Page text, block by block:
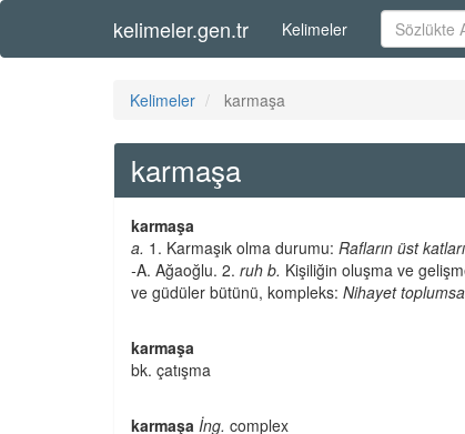
kelimeler.gen.tr Kelimeler
Kelimeler karmaşa
karmaşa
karmaşa
a. 1. Karmaşık olma durumu: Rafların üst
-A. Ağaoğlu. 2. ruh b. Kişiliğin oluşma ve
ve güdüler bütünü, kompleks: Nihayet
karmaşa
bk. çatışma
karmaşa İng. complex